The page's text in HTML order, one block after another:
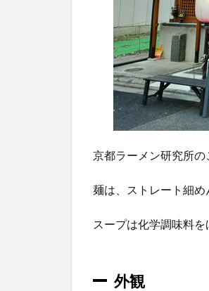
子
2
メ
ニ
ュ
ー
2.1
ラー
定食
ごは
単品
京都ラーメン研究所の
麺は、ストレート細め
スープは化学調味料
外観